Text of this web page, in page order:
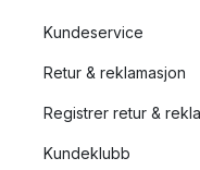
Kundeservice
Retur & reklamasjon
Registrer retur &
Kundeklubb